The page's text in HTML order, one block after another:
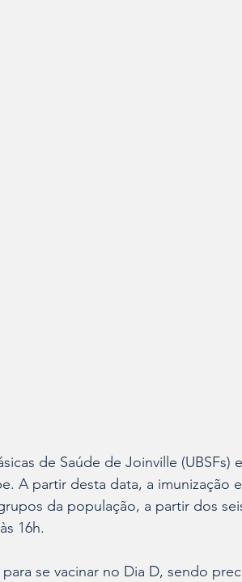
de Saúde de Joinville (UBSFs)
A partir desta data, a imunização
da população, a partir dos
16h.
se vacinar no Dia D, sendo